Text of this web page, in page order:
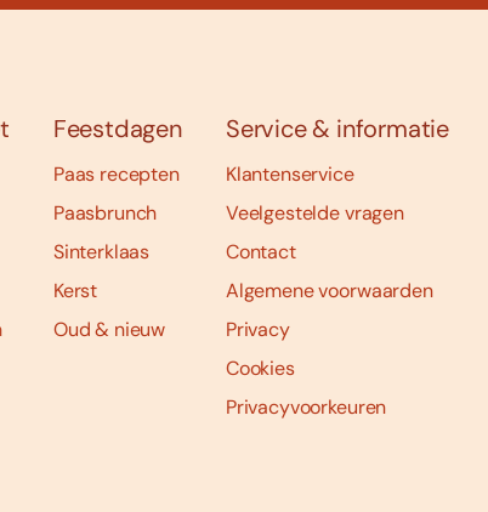
Feestdagen
Paas recepten
Paasbrunch
Sinterklaas
Kerst
Oud & nieuw
Service & informatie
Klantenservice
Veelgestelde vragen
Contact
Algemene voorwaarden
Privacy
Cookies
Privacyvoorkeuren